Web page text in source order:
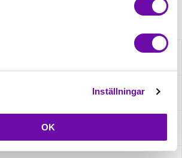
Inställningar
OK